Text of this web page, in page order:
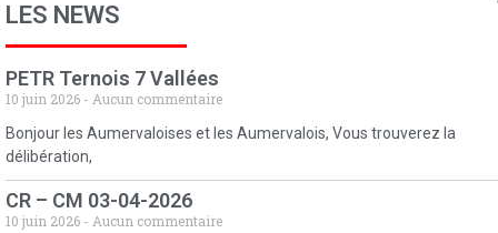
LES NEWS
PETR Ternois 7 Vallées
10 juin 2026
Aucun commentaire
Bonjour les Aumervaloises et les Aumervalois, Vous trouverez la
délibération,
CR – CM 03-04-2026
10 juin 2026
Aucun commentaire